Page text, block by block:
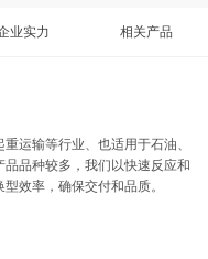
业实力 相关产品
运输等行业、也适用于石油、
品种较多，我们以快速反应和
效率，确保交付和品质。